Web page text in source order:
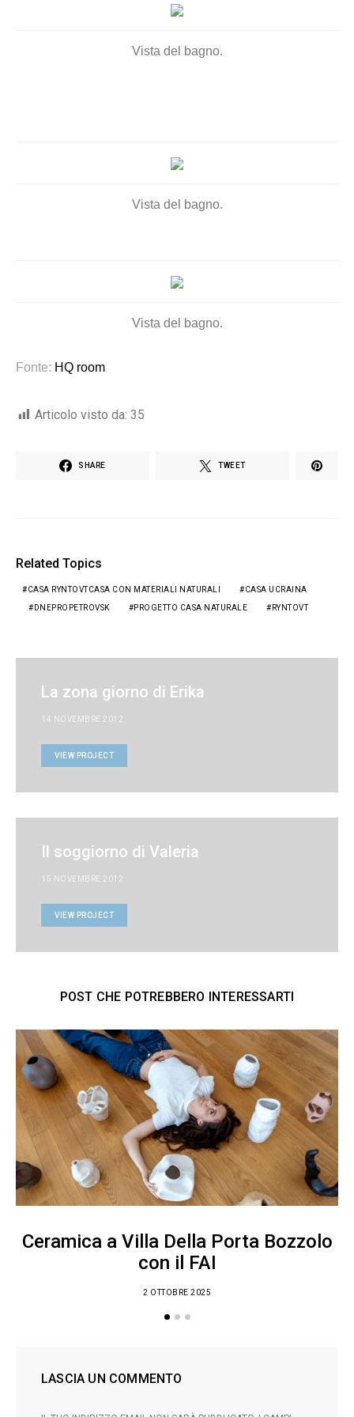
Vista del bagno.
Vista del bagno.
Vista del bagno.
Fonte: HQ room
Articolo visto da: 35
SHARE TWEET
Related Topics
CASA RYNTOVTCASA CON MATERIALI NATURALI CASA UCRAINA
DNEPROPETROVSK PROGETTO CASA NATURALE RYNTOVT
La zona giorno di Erika
14 NOVEMBRE 2012
VIEW PROJECT
Il soggiorno di Valeria
15 NOVEMBRE 2012
VIEW PROJECT
POST CHE POTREBBERO INTERESSARTI
Ceramica a Villa Della Porta Bozzolo
con il FAI
2 OTTOBRE 2025
LASCIA UN COMMENTO